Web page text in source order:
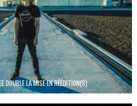
DOUBLE LA MISE EN RÉÉDITION(S)